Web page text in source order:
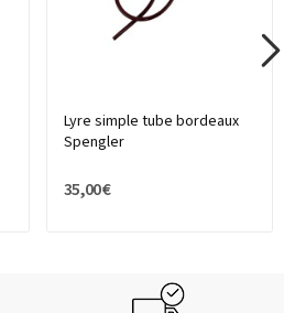
Lyre simple tube bordeaux
Spengler
35,00 €